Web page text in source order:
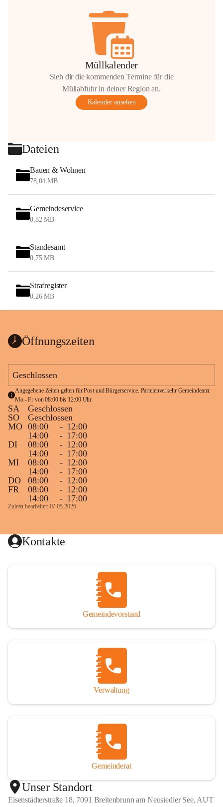
Müllkalender
Sieh dir die kommenden Termine für die
Müllabfuhr in deiner Region an.
Kalender ansehen
Dateien
Bauen & Wohnen
78,04 MB
Gemeindeservice
0,82 MB
Standesamt
0,75 MB
Strafregister
0,26 MB
Öffnungszeiten
Geschlossen
Angegebene Zeiten gelten für Post und Bürgerservice. Parteienverkehr Gemeindeamt
Mo - Fr von 08:00 bis 12:00 Uhr.
SA
Geschlossen
SO
Geschlossen
MO 08:00 - 12:00
14:00
- 17:00
DI
08:00 - 12:00
14:00
- 17:00
MI
08:00 - 12:00
14:00
- 17:00
DO
08:00 - 12:00
FR
08:00 - 12:00
14:00
- 17:00
Zuletzt bearbeitet: 07.05.2026
Kontakte
Gemeindevorstand
Verwaltung
Gemeinderat
Unser Standort
Eisenstädterstraße 18, 7091 Breitenbrunn am Neusiedler See, AUT